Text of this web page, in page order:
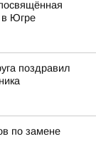
в Югре
поздравил
по замене